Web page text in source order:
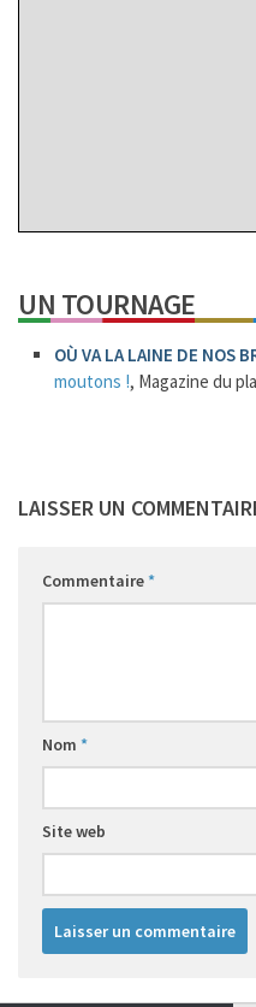
1
UN TOURNAGE
OÙ VA LA LAINE DE NOS
moutons !, Magazine du
LAISSER UN
Commentaire*
Nom *
Site web